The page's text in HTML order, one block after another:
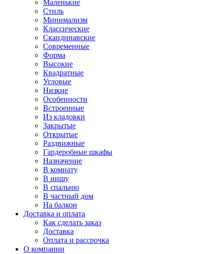
Маленькие
Стиль
Минимализм
Классические
Скандинавские
Современные
Форма
Высокие
Квадратные
Угловые
Низкие
Особенности
Встроенные
Из кладовки
Закрытые
Открытые
Раздвижные
Гардеробные шкафы
Назначение
В комнату
В нишу
В спальню
В частный дом
На балкон
Доставка и оплата
Как сделать заказ
Доставка
Оплата и рассрочка
О компании